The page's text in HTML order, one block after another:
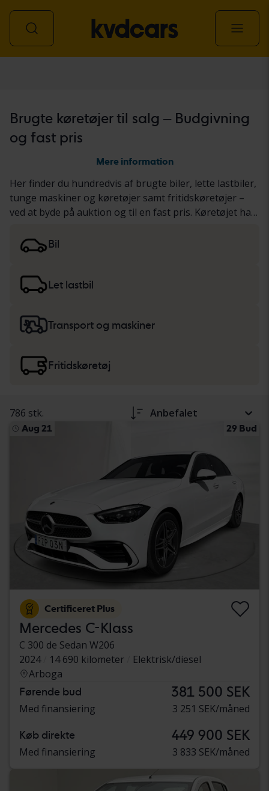
Brugte køretøjer til salg – Budgivning
og fast pris
Mere information
Her finder du hundredvis af brugte biler, lette lastbiler,
tunge maskiner og køretøjer samt fritidskøretøjer –
ved at byde på auktion og til en fast pris. Køretøjet har
blevet dokumenteret baseret på en standardiseret
protokol. Vi præsenterer resultaterne i
lette lastbilersamt
Bil
Let lastbil
Transport og maskiner
Fritidskøretøj
786 stk. Anbefalet
Aug 21 29 Bud
Certificeret Plus
Mercedes C-Klass
C 300 de Sedan W206
2024
14 690 kilometer
Elektrisk/diesel
Arboga
Førende bud 381 500 SEK
Med finansiering 3 251 SEK/måned
Køb direkte 449 900 SEK
Med finansiering 3 833 SEK/måned